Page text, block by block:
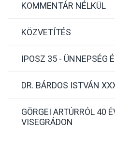
KOMMENTÁR NÉLKÜL
KÖZVETÍTÉS
IPOSZ 35 - ÜNNEPSÉG
DR. BÁRDOS ISTVÁN
GÖRGEI ARTÚRRÓL 40
VISEGRÁDON